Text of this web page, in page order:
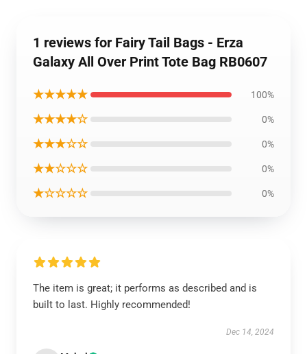
1 reviews for Fairy Tail Bags - Erza
Galaxy All Over Print Tote Bag RB0607
★★★★★ 100%
★★★★☆ 0%
★★★☆☆ 0%
★★☆☆☆ 0%
★☆☆☆☆ 0%
The item is great; it performs as described and is
built to last. Highly recommended!
Dec 14, 2024